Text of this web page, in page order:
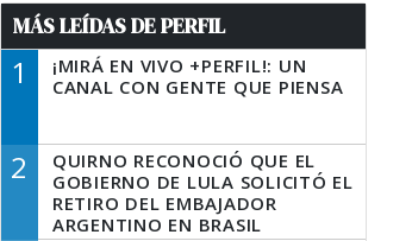
MÁS LEÍDAS DE PERFIL
1
¡MIRÁ EN VIVO +PERFIL!: UN
CANAL CON GENTE QUE PIENSA
2
QUIRNO RECONOCIÓ QUE EL
GOBIERNO DE LULA SOLICITÓ EL
RETIRO DEL EMBAJADOR
ARGENTINO EN BRASIL